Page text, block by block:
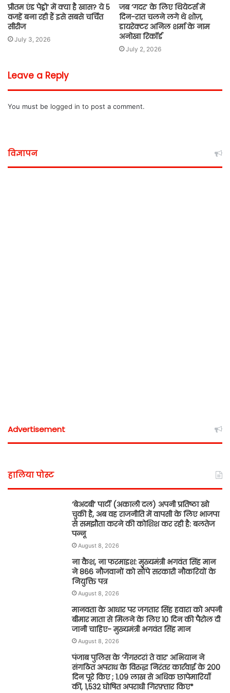
प्रीतम एंड पेड्रो’ में क्या है खास? ये 5
वजहें बना रही हैं इसे सबसे चर्चित
सीरीज
July 3, 2026
जब ‘गदर’ के लिए थियेटर्स में
दिन-रात चलने लगे थे शोज़,
डायरेक्टर अनिल शर्मा के नाम
अनोखा रिकॉर्ड
July 2, 2026
Leave a Reply
You must be logged in to post a comment.
विज्ञापन
Advertisement
हालिया पोस्ट
‘बेअदबी’ पार्टी (अकाली दल) अपनी प्रतिष्ठा खो
चुकी है, अब वह राजनीति में वापसी के लिए भाजपा
से समझौता करने की कोशिश कर रही है: बलतेज
पन्नू
August 8, 2026
ना कैश, ना फरमाइश: मुख्यमंत्री भगवंत सिंह मान
ने 866 नौजवानों को सौंपे सरकारी नौकरियों के
नियुक्ति पत्र
August 8, 2026
मानवता के आधार पर जगतार सिंह हवारा को अपनी
बीमार माता से मिलने के लिए 10 दिन की पैरोल दी
जानी चाहिए- मुख्यमंत्री भगवंत सिंह मान
August 8, 2026
पंजाब पुलिस के ‘गैंगस्टरां ते वार’ अभियान ने
संगठित अपराध के विरुद्ध निरंतर कार्रवाई के 200
दिन पूरे किए ; 1.09 लाख से अधिक छापेमारियाँ
कीं, 1,532 घोषित अपराधी गिरफ़्तार किए*